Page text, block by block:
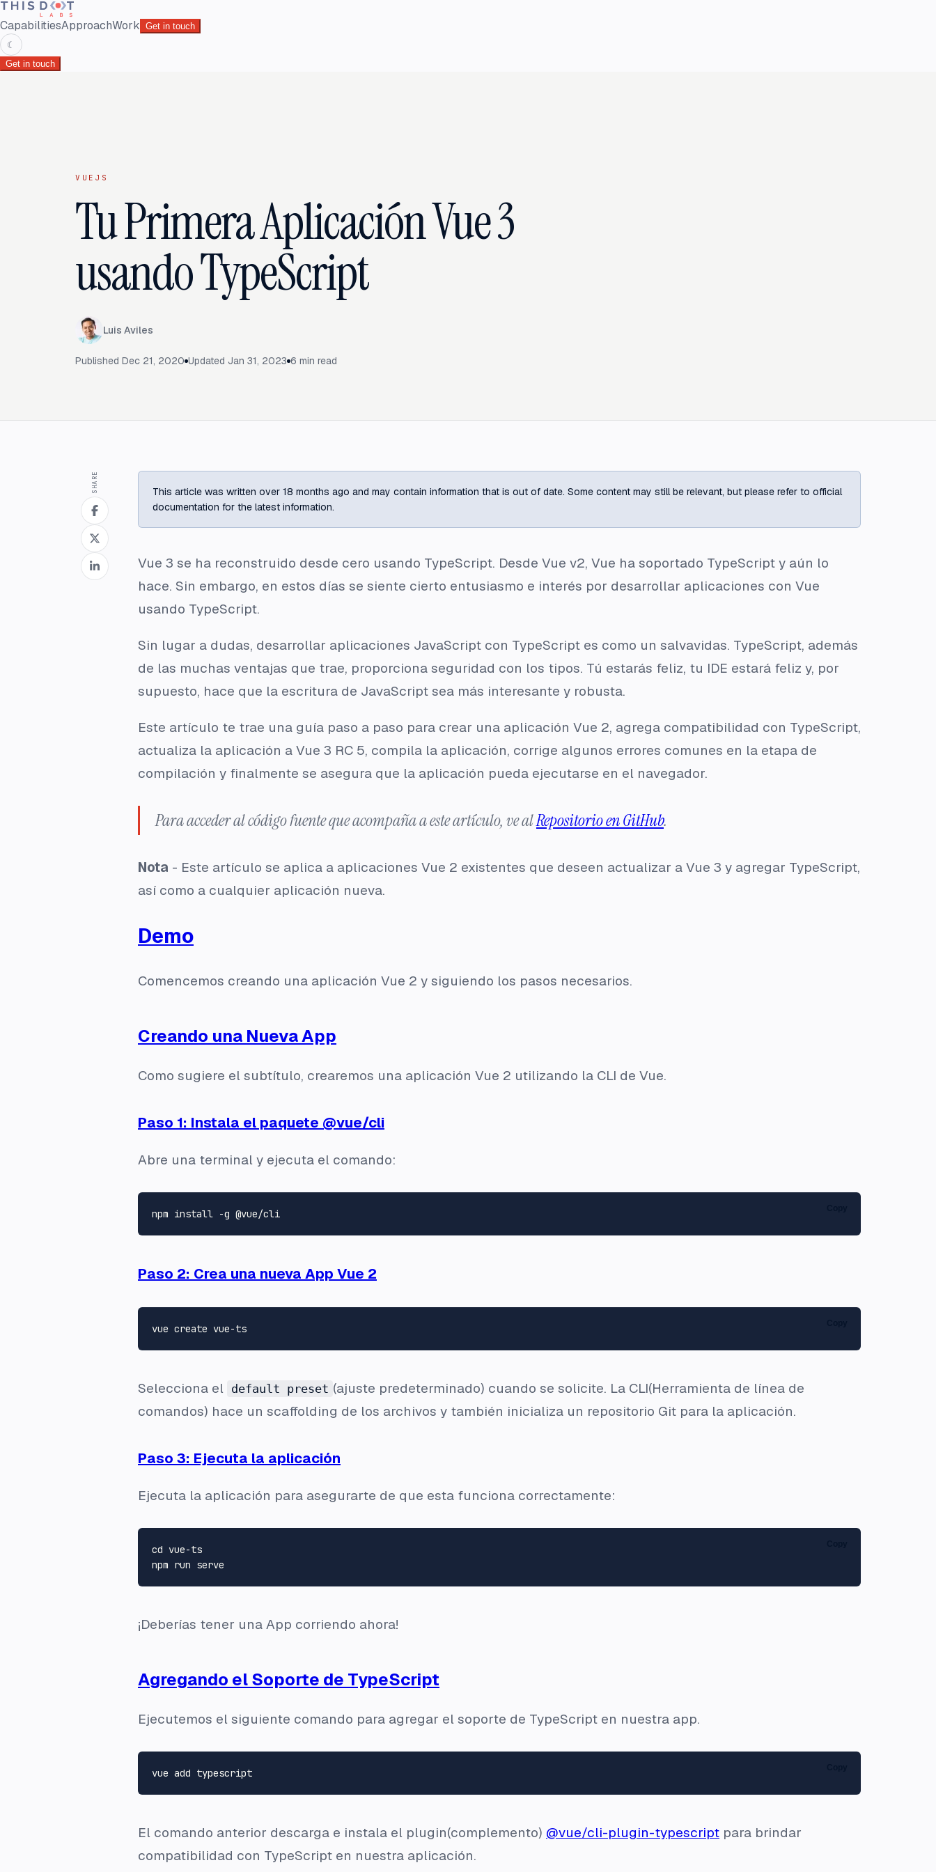
CapabilitiesApproachWork Get in touch
☾
Get in touch
VUEJS
Tu Primera Aplicación Vue 3
usando TypeScript
Luis Aviles
Published Dec 21, 2020 Updated Jan 31, 2023 6 min read
SHARE
This article was written over 18 months ago and may contain information that is out of date. Some content may still be relevant, but please refer to official
documentation for the latest information.
Vue 3 se ha reconstruido desde cero usando TypeScript. Desde Vue v2, Vue ha soportado TypeScript y aún lo
hace. Sin embargo, en estos días se siente cierto entusiasmo e interés por desarrollar aplicaciones con Vue
usando TypeScript.
Sin lugar a dudas, desarrollar aplicaciones JavaScript con TypeScript es como un salvavidas. TypeScript, además
de las muchas ventajas que trae, proporciona seguridad con los tipos. Tú estarás feliz, tu IDE estará feliz y, por
supuesto, hace que la escritura de JavaScript sea más interesante y robusta.
Este artículo te trae una guía paso a paso para crear una aplicación Vue 2, agrega compatibilidad con TypeScript,
actualiza la aplicación a Vue 3 RC 5, compila la aplicación, corrige algunos errores comunes en la etapa de
compilación y finalmente se asegura que la aplicación pueda ejecutarse en el navegador.
Para acceder al código fuente que acompaña a este artículo, ve alRepositorio en GitHub.
Nota - Este artículo se aplica a aplicaciones Vue 2 existentes que deseen actualizar a Vue 3 y agregar TypeScript,
así como a cualquier aplicación nueva.
Demo
Comencemos creando una aplicación Vue 2 y siguiendo los pasos necesarios.
Creando una Nueva App
Como sugiere el subtítulo, crearemos una aplicación Vue 2 utilizando la CLI de Vue.
Paso 1: Instala el paquete @vue/cli
Abre una terminal y ejecuta el comando:
Paso 2: Crea una nueva App Vue 2
Selecciona el default preset (ajuste predeterminado) cuando se solicite. La CLI(Herramienta de línea de
comandos) hace un scaffolding de los archivos y también inicializa un repositorio Git para la aplicación.
Paso 3: Ejecuta la aplicación
Ejecuta la aplicación para asegurarte de que esta funciona correctamente:
cd vue-ts
¡Deberías tener una App corriendo ahora!
Agregando el Soporte de TypeScript
Ejecutemos el siguiente comando para agregar el soporte de TypeScript en nuestra app.
El comando anterior descarga e instala el plugin(complemento) @vue/cli-plugin-typescript para brindar
compatibilidad con TypeScript en nuestra aplicación.